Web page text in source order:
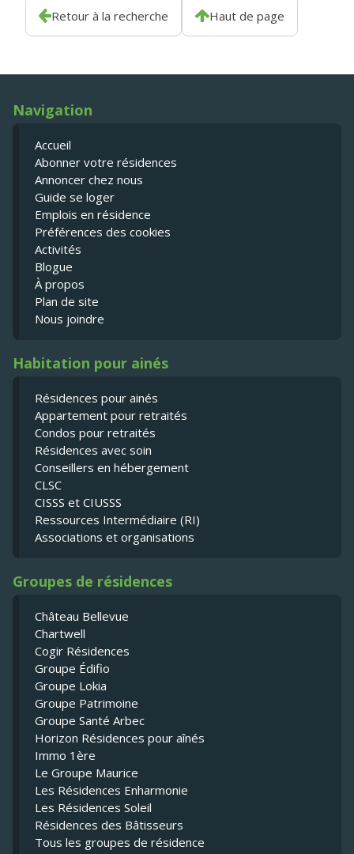
Retour à la recherche Haut de page
Navigation
Accueil
Abonner votre résidences
Annoncer chez nous
Guide se loger
Emplois en résidence
Préférences des cookies
Activités
Blogue
À propos
Plan de site
Nous joindre
Habitation pour ainés
Résidences pour ainés
Appartement pour retraités
Condos pour retraités
Résidences avec soin
Conseillers en hébergement
CLSC
CISSS et CIUSSS
Ressources Intermédiaire (RI)
Associations et organisations
Groupes de résidences
Château Bellevue
Chartwell
Cogir Résidences
Groupe Édifio
Groupe Lokia
Groupe Patrimoine
Groupe Santé Arbec
Horizon Résidences pour aînés
Immo 1ère
Le Groupe Maurice
Les Résidences Enharmonie
Les Résidences Soleil
Résidences des Bâtisseurs
Tous les groupes de résidence